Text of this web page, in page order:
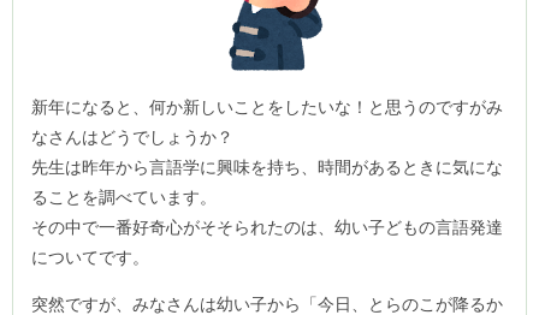
新年になると、何か新しいことをしたいな！と思うのですがみ
なさんはどうでしょうか？
先生は昨年から言語学に興味を持ち、時間があるときに気にな
ることを調べています。
その中で一番好奇心がそそられたのは、幼い子どもの言語発達
についてです。
突然ですが、みなさんは幼い子から「今日、とらのこが降るか